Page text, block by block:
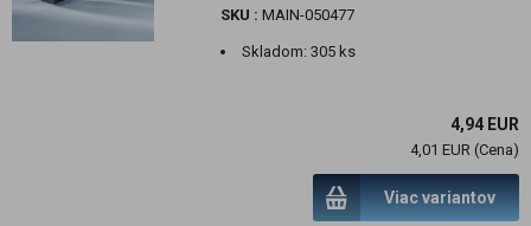
SKU : MAIN-050477
Skladom:305 ks
4,94 EUR
4,01 EUR (Cena)
Viac variantov